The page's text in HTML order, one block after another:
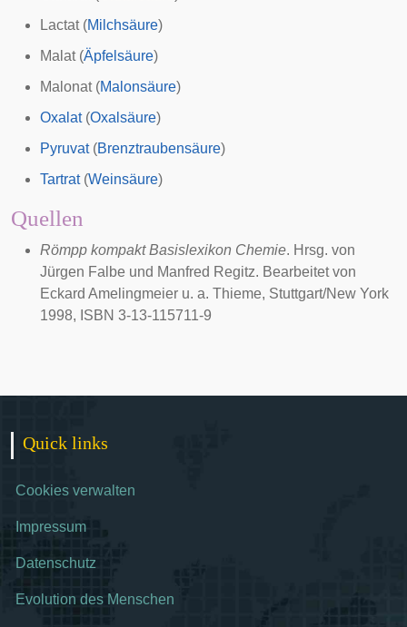
Lactat(Milchsäure)
Malat(Äpfelsäure)
Malonat(Malonsäure)
Oxalat(Oxalsäure)
Pyruvat(Brenztraubensäure)
Tartrat(Weinsäure)
Quellen
Römpp kompakt Basislexikon Chemie. Hrsg. von
Jürgen Falbe und Manfred Regitz. Bearbeitet von
Eckard Amelingmeier u. a. Thieme, Stuttgart/New York
1998, ISBN 3-13-115711-9
Quick links
Cookies verwalten
Impressum
Datenschutz
Evolution des Menschen